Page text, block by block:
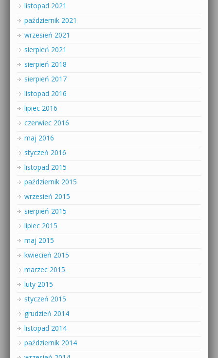
listopad 2021
październik 2021
wrzesień 2021
sierpień 2021
sierpień 2018
sierpień 2017
listopad 2016
lipiec 2016
czerwiec 2016
maj 2016
styczeń 2016
listopad 2015
październik 2015
wrzesień 2015
sierpień 2015
lipiec 2015
maj 2015
kwiecień 2015
marzec 2015
luty 2015
styczeń 2015
grudzień 2014
listopad 2014
październik 2014